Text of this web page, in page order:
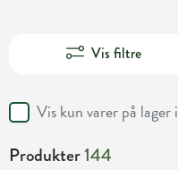
Vis filtre
Vis kun varer på lager i
Produkter144